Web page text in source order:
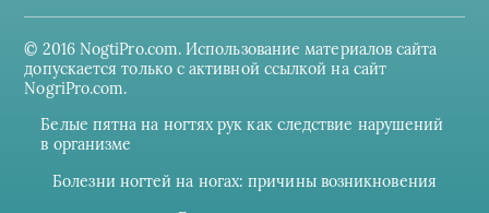
© 2016 NogtiPro.com. Использование материалов сайта
допускается только с активной ссылкой на сайт
NogriPro.com.
Белые пятна на ногтях рук как следствие нарушений
в организме
Болезни ногтей на ногах: причины возникновения